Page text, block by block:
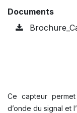
Documents
Ce capteur
d’onde du signal et